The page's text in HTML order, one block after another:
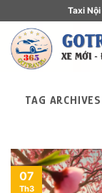
Taxi
TAG
07
Th3